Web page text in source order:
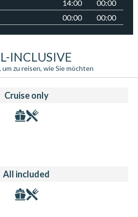
14:00
00:00
00:00 00:00
INCLUSIVE
zu reisen, wie Sie möchten
Cruise only
All included